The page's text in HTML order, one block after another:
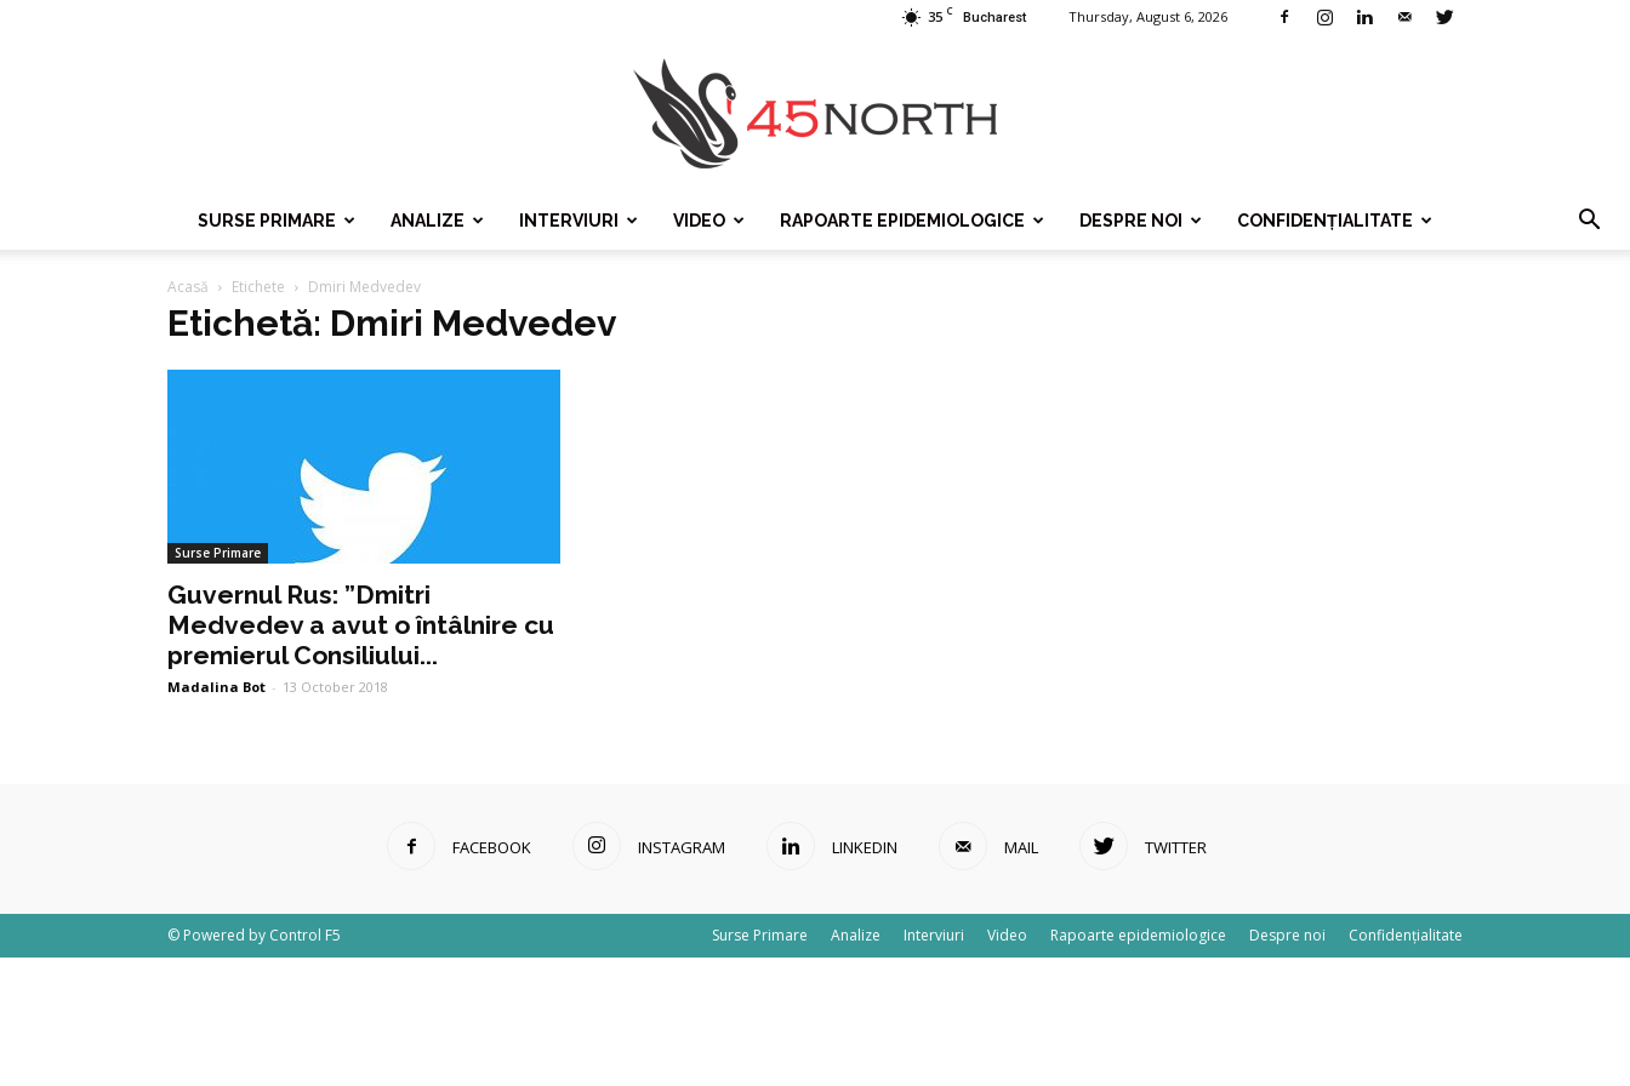
35 C Bucharest Thursday, August 6, 2026
SURSE PRIMARE ANALIZE INTERVIURI VIDEO RAPOARTE EPIDEMIOLOGICE DESPRE NOI CONFIDENȚIALITATE
Acasă Etichete Dmiri Medvedev
Etichetă: Dmiri Medvedev
Surse Primare
Guvernul Rus: ”Dmitri
Medvedev a avut o întâlnire cu
premierul Consiliului...
Madalina Bot - 13 October 2018
FACEBOOK INSTAGRAM LINKEDIN MAIL TWITTER
Surse Primare Analize Interviuri Video Rapoarte epidemiologice Despre noi Confidențialitate
© Powered by Control F5